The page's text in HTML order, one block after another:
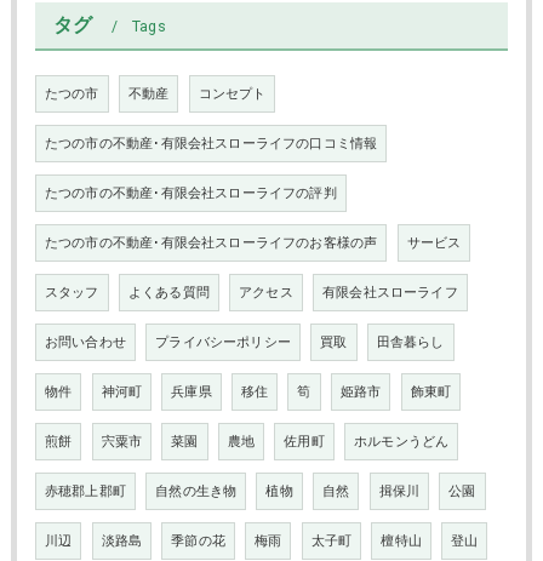
タグ Tags
たつの市 不動産 コンセプト
たつの市の不動産･有限会社スローライフの口コミ情報
たつの市の不動産･有限会社スローライフの評判
たつの市の不動産･有限会社スローライフのお客様の声 サービス
スタッフ よくある質問 アクセス 有限会社スローライフ
お問い合わせ プライバシーポリシー 買取 田舎暮らし
物件 神河町 兵庫県 移住 筍 姫路市 飾東町
煎餅 宍粟市 菜園 農地 佐用町 ホルモンうどん
赤穂郡上郡町 自然の生き物 植物 自然 揖保川 公園
川辺 淡路島 季節の花 梅雨 太子町 檀特山 登山